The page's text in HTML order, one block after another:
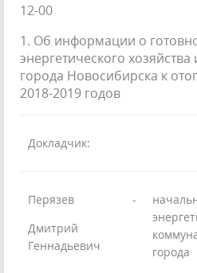
12-00
1. Об информации о
энергетического
города Новосибирска к
2018-2019 годов
Докладчик:
Перязев
Дмитрий
Геннадьевич
-
города